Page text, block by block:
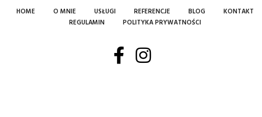
HOME O MNIE USŁUGI REFERENCJE BLOG
KONTAKT
REGULAMIN
POLITYKA PRYWATNOŚCI